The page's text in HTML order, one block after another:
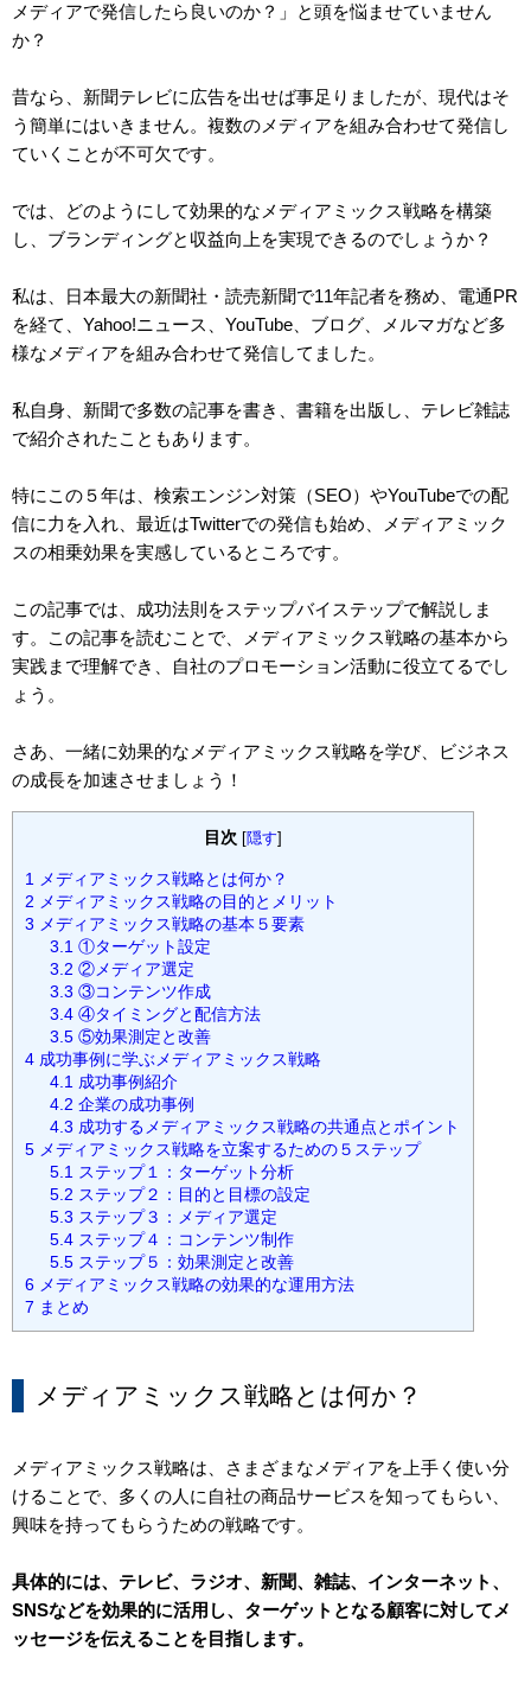
メディアで発信したら良いのか？」と頭を悩ませていません
か？
昔なら、新聞テレビに広告を出せば事足りましたが、現代はそ
う簡単にはいきません。複数のメディアを組み合わせて発信し
ていくことが不可欠です。
では、どのようにして効果的なメディアミックス戦略を構築
し、ブランディングと収益向上を実現できるのでしょうか？
私は、日本最大の新聞社・読売新聞で11年記者を務め、電通PR
を経て、Yahoo!ニュース、YouTube、ブログ、メルマガなど多
様なメディアを組み合わせて発信してました。
私自身、新聞で多数の記事を書き、書籍を出版し、テレビ雑誌
で紹介されたこともあります。
特にこの５年は、検索エンジン対策（SEO）やYouTubeでの配
信に力を入れ、最近はTwitterでの発信も始め、メディアミック
スの相乗効果を実感しているところです。
この記事では、成功法則をステップバイステップで解説しま
す。この記事を読むことで、メディアミックス戦略の基本から
実践まで理解でき、自社のプロモーション活動に役立てるでし
ょう。
さあ、一緒に効果的なメディアミックス戦略を学び、ビジネス
の成長を加速させましょう！
目次 [隠す]
1 メディアミックス戦略とは何か？
2 メディアミックス戦略の目的とメリット
3 メディアミックス戦略の基本５要素
3.1 ①ターゲット設定
3.2 ②メディア選定
3.3 ③コンテンツ作成
3.4 ④タイミングと配信方法
3.5 ⑤効果測定と改善
4 成功事例に学ぶメディアミックス戦略
4.1 成功事例紹介
4.2 企業の成功事例
4.3 成功するメディアミックス戦略の共通点とポイント
5 メディアミックス戦略を立案するための５ステップ
5.1 ステップ１：ターゲット分析
5.2 ステップ２：目的と目標の設定
5.3 ステップ３：メディア選定
5.4 ステップ４：コンテンツ制作
5.5 ステップ５：効果測定と改善
6 メディアミックス戦略の効果的な運用方法
7 まとめ
メディアミックス戦略とは何か？
メディアミックス戦略は、さまざまなメディアを上手く使い分
けることで、多くの人に自社の商品サービスを知ってもらい、
興味を持ってもらうための戦略です。
具体的には、テレビ、ラジオ、新聞、雑誌、インターネット、
SNSなどを効果的に活用し、ターゲットとなる顧客に対してメ
ッセージを伝えることを目指します。